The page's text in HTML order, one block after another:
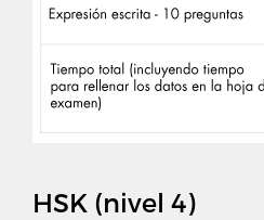
HSK (nivel 4)